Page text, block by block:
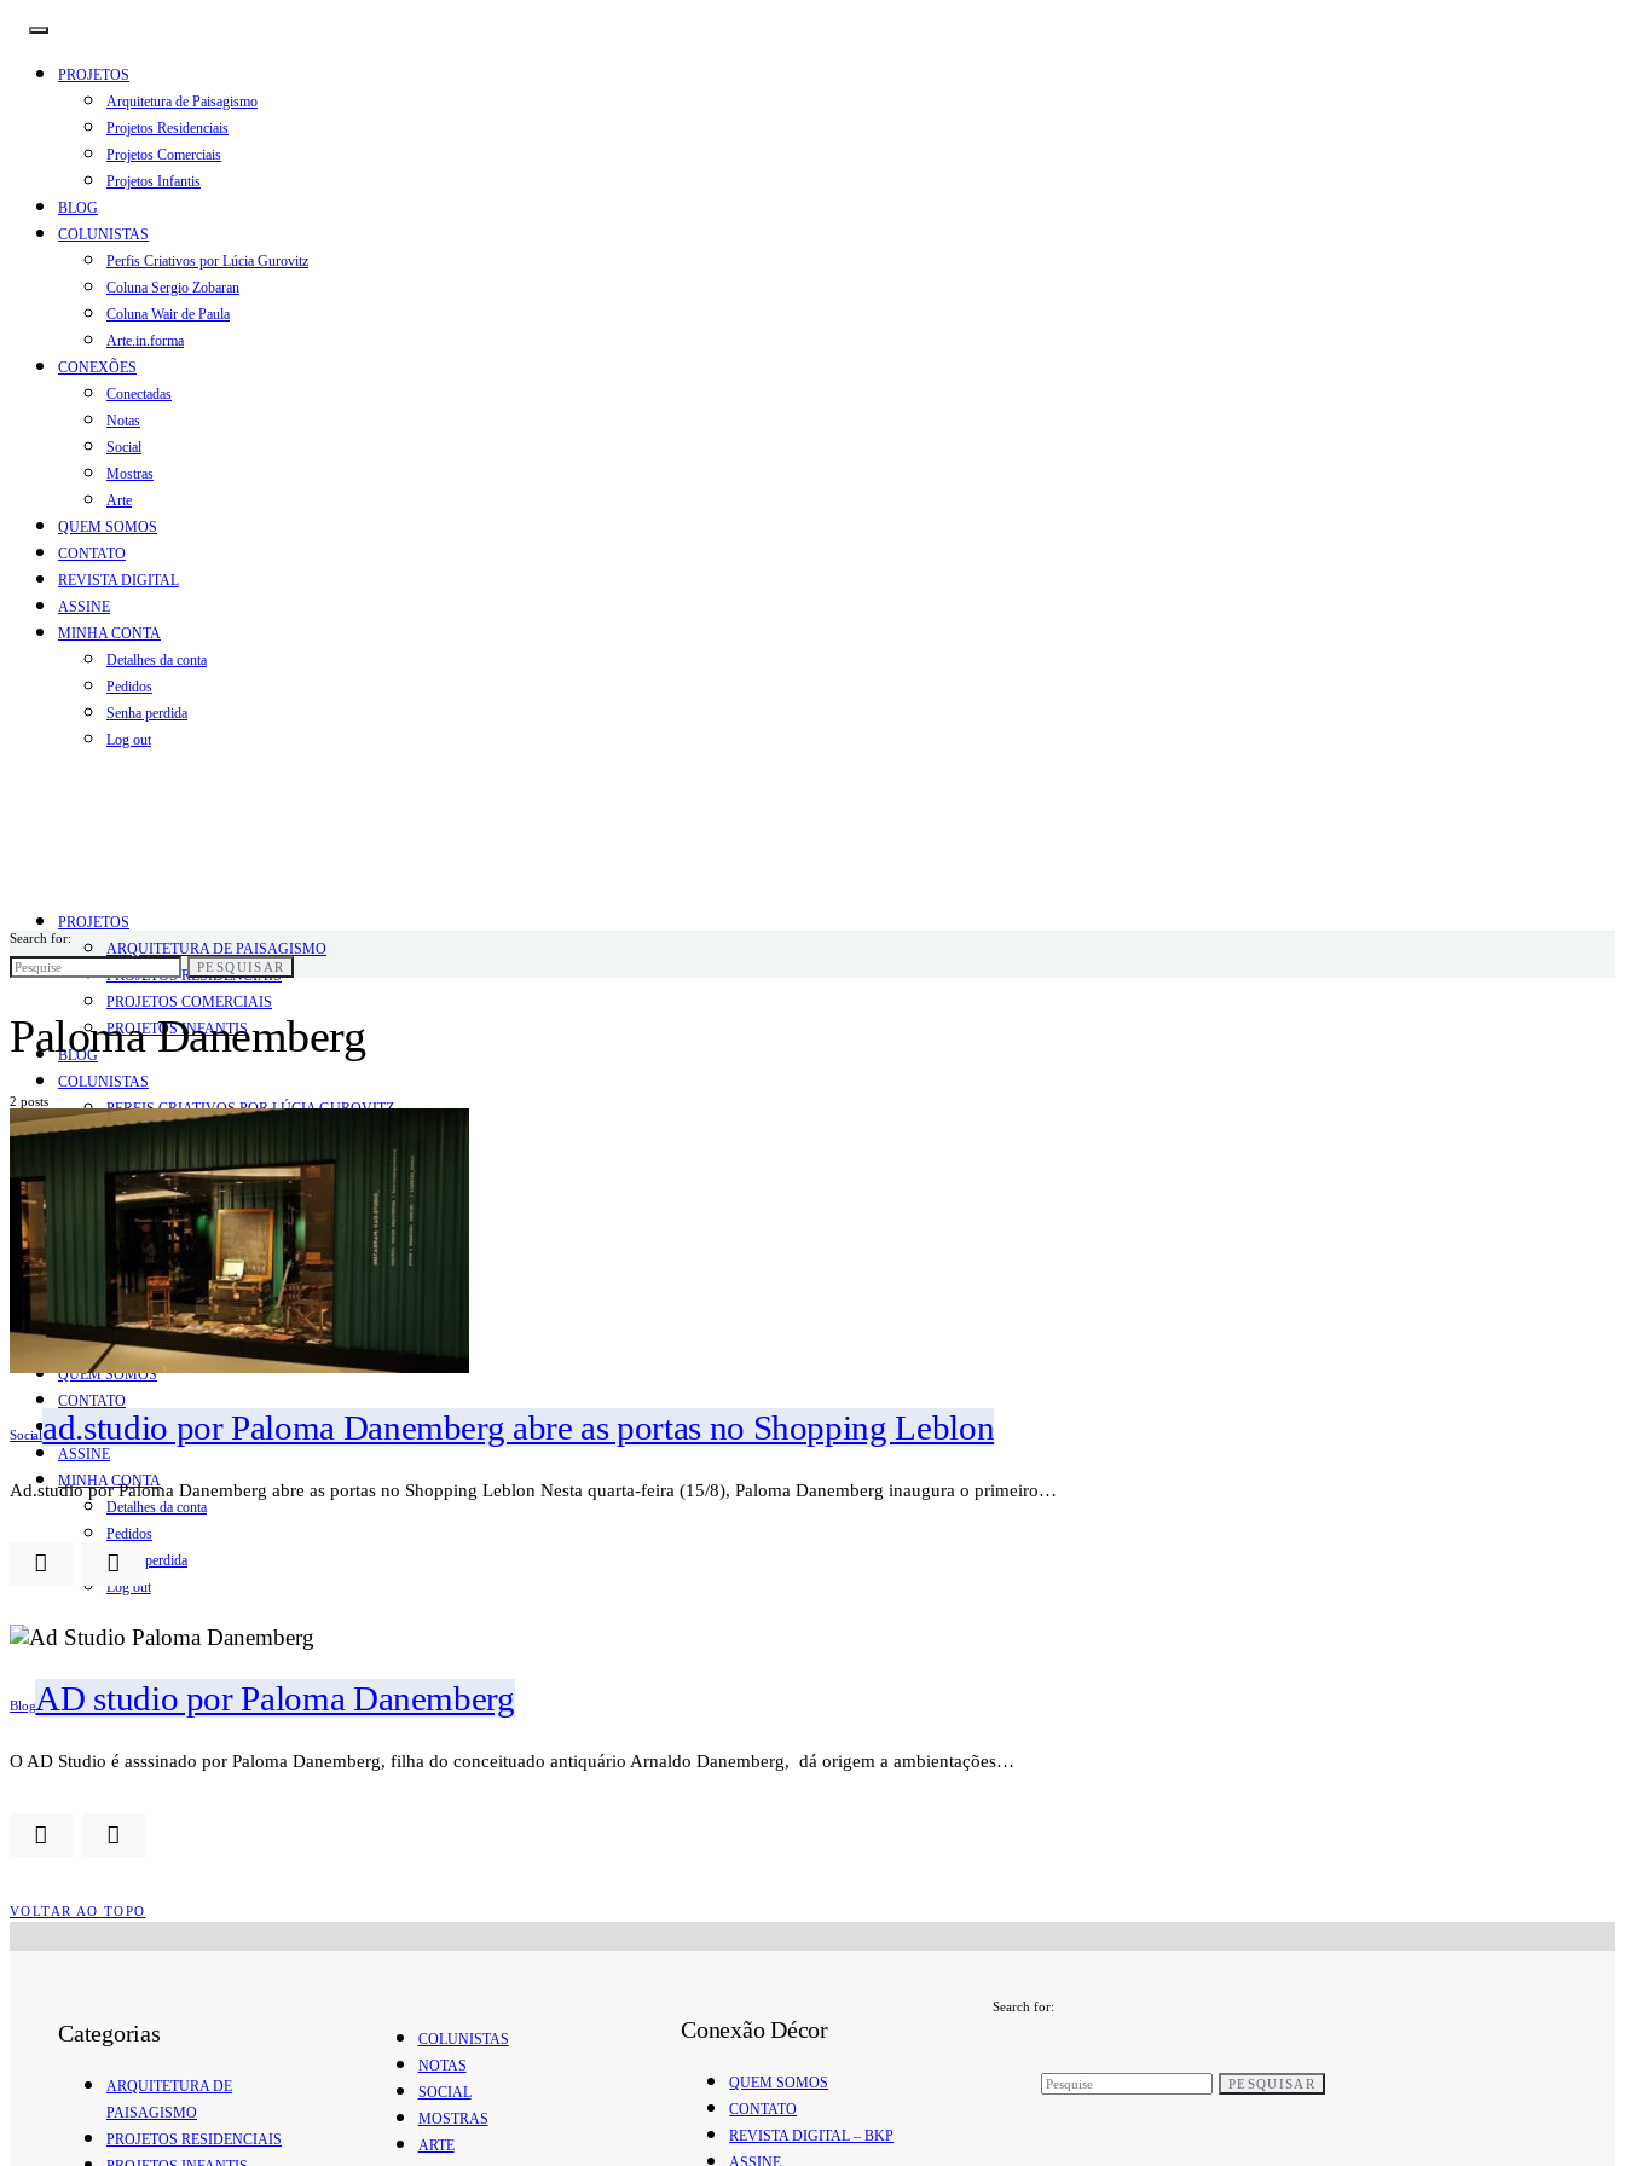
PROJETOS
Arquitetura de Paisagismo
Projetos Residenciais
Projetos Comerciais
Projetos Infantis
BLOG
COLUNISTAS
Perfis Criativos por Lúcia Gurovitz
Coluna Sergio Zobaran
Coluna Wair de Paula
Arte.in.forma
CONEXÕES
Conectadas
Notas
Social
Mostras
Arte
QUEM SOMOS
CONTATO
REVISTA DIGITAL
ASSINE
MINHA CONTA
Detalhes da conta
Pedidos
Senha perdida
Log out
PROJETOS
ARQUITETURA DE PAISAGISMO
PROJETOS RESIDENCIAIS
PROJETOS COMERCIAIS
PROJETOS INFANTIS
BLOG
COLUNISTAS
PERFIS CRIATIVOS POR LÚCIA GUROVITZ
COLUNA WAIR DE PAULA
ARTE.IN.FORMA
Conectadas
Social
Mostras
Arte
QUEM SOMOS
CONTATO
REVISTA DIGITAL
ASSINE
MINHA CONTA
Detalhes da conta
Pedidos
Senha perdida
Log out
Search for:
PESQUISAR
Paloma Danemberg
2 posts
Socialad.studio por Paloma Danemberg abre as portas no Shopping Leblon
Ad.studio por Paloma Danemberg abre as portas no Shopping Leblon Nesta quarta-feira (15/8), Paloma Danemberg inaugura o primeiro…
BlogAD studio por Paloma Danemberg
O AD Studio é asssinado por Paloma Danemberg, filha do conceituado antiquário Arnaldo Danemberg, dá origem a ambientações…
VOLTAR AO TOPO
Categorias
ARQUITETURA DE
PAISAGISMO
PROJETOS RESIDENCIAIS
COLUNISTAS
NOTAS
SOCIAL
MOSTRAS
ARTE
Conexão Décor
QUEM SOMOS
CONTATO
REVISTA DIGITAL – BKP
ASSINE
Search for:
PESQUISAR